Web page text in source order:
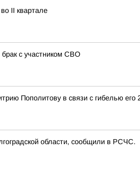
II квартале
брак с участником СВО
Пополитову в связи с гибелью
области, сообщили в РСЧС.